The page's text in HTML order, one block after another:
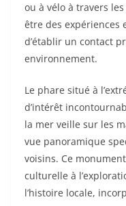
ou à vélo à travers
être des expériences
d’établir un contact
environnement.
Le phare situé à
d’intérêt
la mer veille sur les
vue panoramique
voisins. Ce
culturelle à
l’histoire locale,